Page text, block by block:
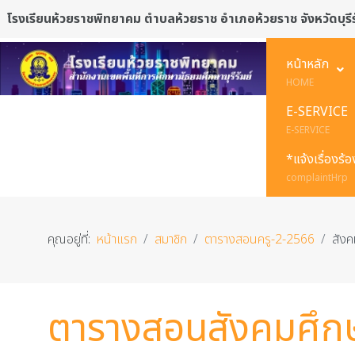
โรงเรียนห้วยราชพิทยาคม ตำบลห้วยราช อำเภอห้วยราช จังหวัดบุ
หน้าหลัก
HOME
E-SERVICE
E-SERVICE
*แจ้งเรื่องร้
complaintHrp
คุณอยู่ที่: หน้าแรก สมาชิก ตารางสอนครู-2-2566 สัง
ตารางสอนสังคมศึก